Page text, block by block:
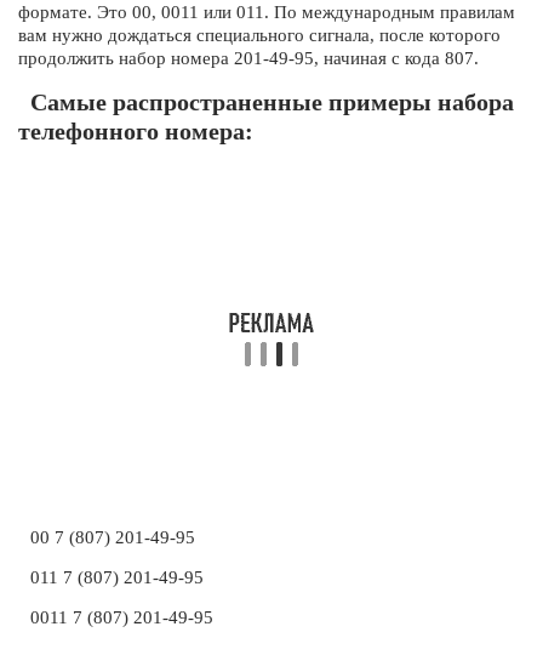
формате. Это 00, 0011 или 011. По международным правилам
вам нужно дождаться специального сигнала, после которого
продолжить набор номера 201-49-95, начиная с кода 807.
Самые распространенные примеры набора
телефонного номера:
00 7 (807) 201-49-95
011 7 (807) 201-49-95
0011 7 (807) 201-49-95